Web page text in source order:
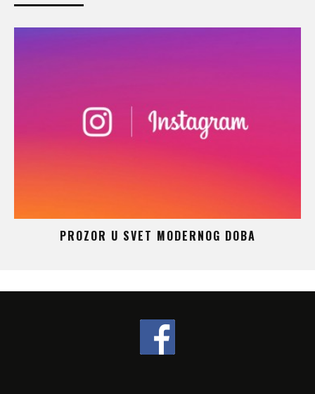
PROZOR U SVET MODERNOG DOBA